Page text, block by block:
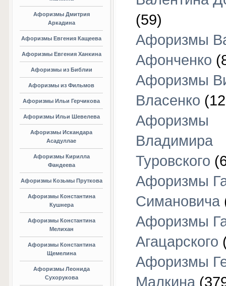
Афоризмы Дмитрия
Аркадина
Афоризмы Евгения Кащеева
Афоризмы Евгения Ханкина
Афоризмы из Библии
Афоризмы из Фильмов
Афоризмы Ильи Герчикова
Афоризмы Ильи Шевелева
Афоризмы Искандара
Асадуллае
Афоризмы Кирилла
Фандеева
Афоризмы Козьмы Пруткова
Афоризмы Константина
Кушнера
Афоризмы Константина
Мелихан
Афоризмы Константина
Щемелина
Афоризмы Леонида
Сухорукова
(59)
Афоризмы
Афонченко
Афоризмы
Власенко
Афоризмы
Владимира
Туровского
Афоризмы
Симановича
Афоризмы
Агацарского
Афоризмы
Малкина